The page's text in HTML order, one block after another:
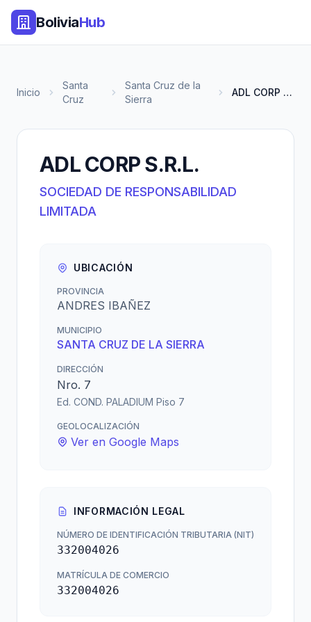
BoliviaHub
Inicio
Santa
Cruz
Santa Cruz de la
Sierra
ADL CORP S.R.L.
ADL CORP S.R.L.
SOCIEDAD DE RESPONSABILIDAD
LIMITADA
UBICACIÓN
PROVINCIA
ANDRES IBAÑEZ
MUNICIPIO
SANTA CRUZ DE LA SIERRA
DIRECCIÓN
Nro. 7
Ed. COND. PALADIUM Piso 7
GEOLOCALIZACIÓN
Ver en Google Maps
INFORMACIÓN LEGAL
NÚMERO DE IDENTIFICACIÓN TRIBUTARIA (NIT)
332004026
MATRÍCULA DE COMERCIO
332004026